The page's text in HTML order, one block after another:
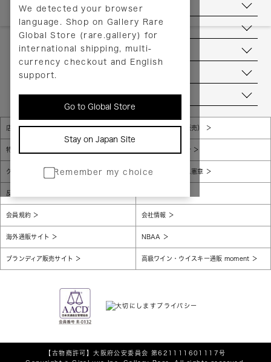
We detected your browser
language. Shop on Gallery Rare
Global Store (rare.gallery) for
international shipping, multi-
currency checkout and English
support.
Go to Global Store
Stay on Japan Site
Remember my choice
返品について
ヘルプ
お問い合わせ
当店について
店舗一覧 販売規約（店頭販売）
特定商取引法に基づく表示 個人情報保護方針
グローバルプライバシーポリシー コンプライアンス憲章
反社会的勢力に対する基本方針
会員規約 会社情報
海外通販サイト NBAA
ブランディア販売サイト 高級ワイン・ウイスキー通販 moment
【古物商許可】大阪府公安委員会 第621111601117号